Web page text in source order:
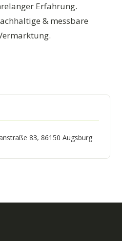
Erfahrung.
& messbare
83, 86150 Augsburg